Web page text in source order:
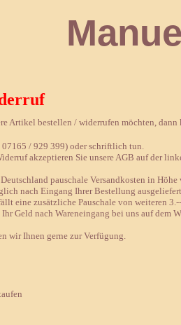
Artikel bestellen / widerrufen möchten, dann
/ 929 399) oder schriftlich tun.
akzeptieren Sie unsere AGB auf der
pauschale Versandkosten in
nach Eingang Ihrer Bestellung
eine zusätzliche Pauschale von weiteren
Geld nach Wareneingang bei uns auf dem
wir Ihnen gerne zur Verfügung.